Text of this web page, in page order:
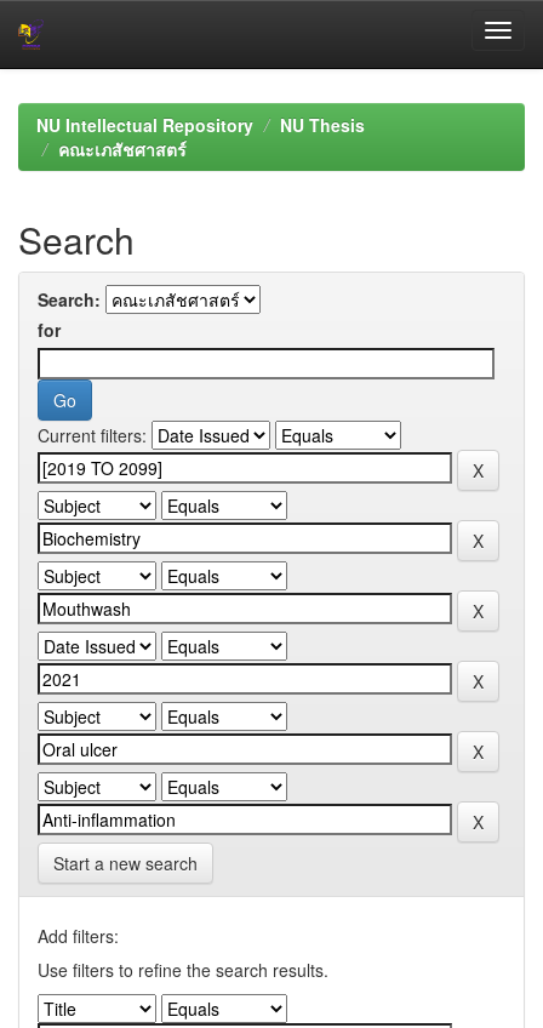
navigationNU Intellectual Repository
NU Thesis
คณะเภสัชศาสตร์
Search
Search:
for
Current filters:
Start a new search
Add filters:
Use filters to refine the search results.